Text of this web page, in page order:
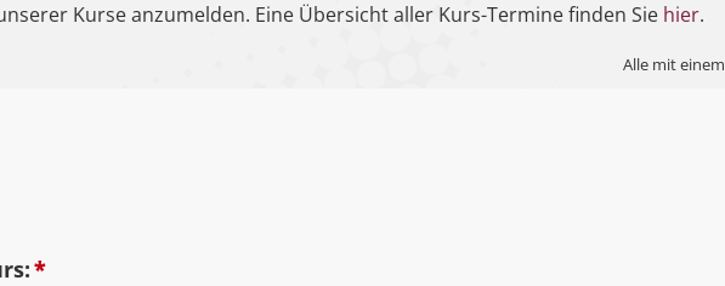
Kurse anzumelden. Eine Übersicht aller Kurs-Termine finden Sie hier.
Alle mit einem
*